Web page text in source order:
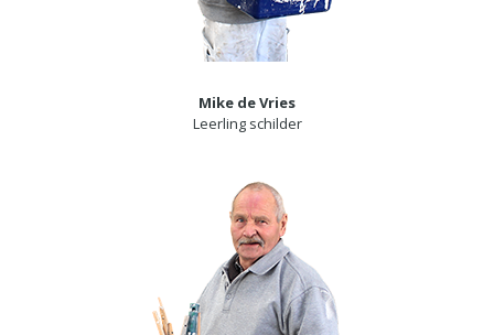
Mike de Vries
Leerling schilder